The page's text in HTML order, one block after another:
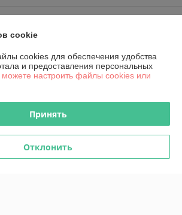
Deal.by
"Белпромтехнологии"
ЕГР: 190063536
cookie
cookies для обеспечения удобства
и предоставления персональных
настроить файлы cookies или
Принять
Отклонить